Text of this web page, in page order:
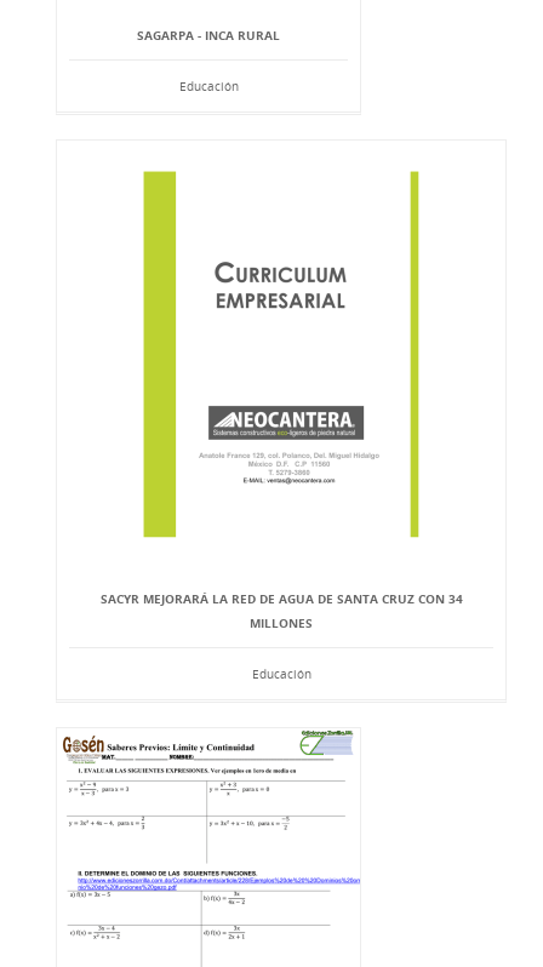
SAGARPA - INCA RURAL
Educación
SACYR MEJORARÁ LA RED DE AGUA DE SANTA CRUZ CON 34
MILLONES
Educación